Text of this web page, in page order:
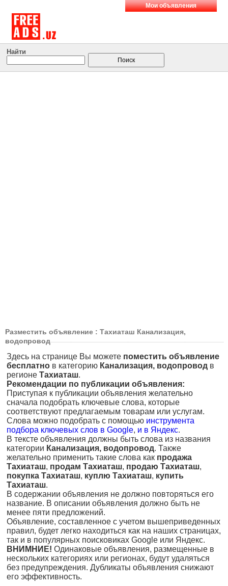
Мои объявления
Найти
Разместить объявление : Тахиаташ Канализация,
водопровод
Здесь на странице Вы можете поместить объявление
бесплатно в категорию Канализация, водопровод в
регионе Тахиаташ.
Рекомендации по публикации объявления:
Приступая к публикации объявления желательно
сначала подобрать ключевые слова, которые
соответствуют предлагаемым товарам или услугам.
Слова можно подобрать с помощью инструмента
подбора ключевых слов в Google, и в Яндекс.
В тексте объявления должны быть слова из названия
категории Канализация, водопровод. Также
желательно применить такие слова как продажа
Тахиаташ, продам Тахиаташ, продаю Тахиаташ,
покупка Тахиаташ, куплю Тахиаташ, купить
Тахиаташ.
В содержании объявления не должно повторяться его
название. В описании объявления должно быть не
менее пяти предложений.
Объявление, составленное с учетом вышеприведенных
правил, будет легко находиться как на наших страницах,
так и в популярных поисковиках Google или Яндекс.
ВНИМНИЕ! Одинаковые объявления, размещенные в
нескольких категориях или регионах, будут удаляться
без предупреждения. Дубликаты объявления снижают
его эффективность.